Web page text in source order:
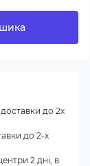
до 2х
до 2-х
2 дні, в